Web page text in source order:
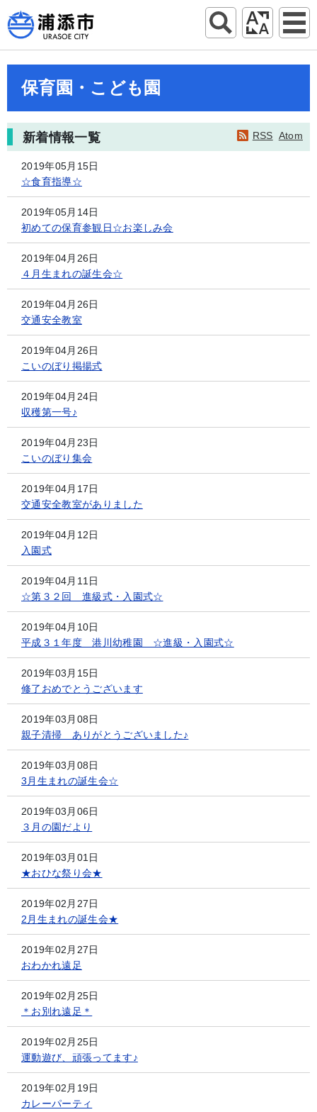
保育園・こども園
RSS Atom
新着情報一覧
2019年05月15日
☆食育指導☆
2019年05月14日
初めての保育参観日☆お楽しみ会
2019年04月26日
４月生まれの誕生会☆
2019年04月26日
交通安全教室
2019年04月26日
こいのぼり掲揚式
2019年04月24日
収穫第一号♪
2019年04月23日
こいのぼり集会
2019年04月17日
交通安全教室がありました
2019年04月12日
入園式
2019年04月11日
☆第３２回 進級式・入園式☆
2019年04月10日
平成３１年度 港川幼稚園 ☆進級・入園式☆
2019年03月15日
修了おめでとうございます
2019年03月08日
親子清掃 ありがとうございました♪
2019年03月08日
3月生まれの誕生会☆
2019年03月06日
３月の園だより
2019年03月01日
★おひな祭り会★
2019年02月27日
2月生まれの誕生会★
2019年02月27日
おわかれ遠足
2019年02月25日
＊お別れ遠足＊
2019年02月25日
運動遊び、頑張ってます♪
2019年02月19日
カレーパーティ